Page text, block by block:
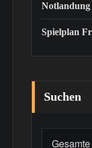
Notlandung
Spielplan
Suchen